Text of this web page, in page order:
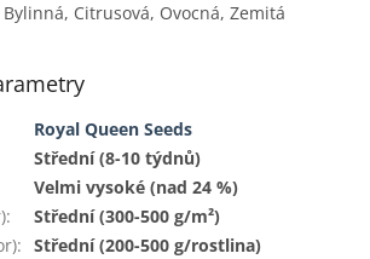
Bylinná, Citrusová, Ovocná, Zemitá
Royal Queen Seeds
Střední (8-10 týdnů)
Velmi vysoké (nad 24 %)
:
Střední (300-500 g/m²)
: Střední (200-500 g/rostlina)